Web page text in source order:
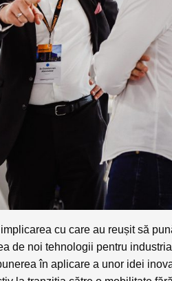
cu care au reușit să
de noi tehnologii pentru
în aplicare a unor idei